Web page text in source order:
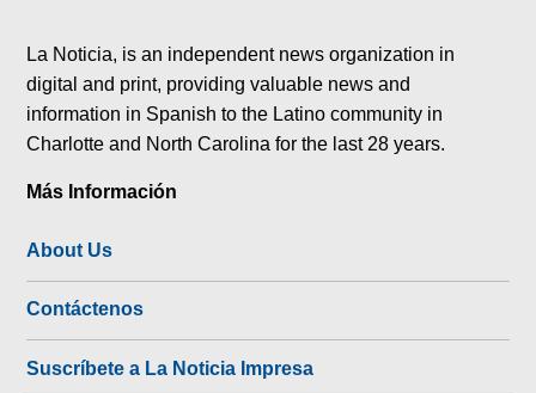
La Noticia, is an independent news organization in
digital and print, providing valuable news and
information in Spanish to the Latino community in
Charlotte and North Carolina for the last 28 years.
Más Información
About Us
Contáctenos
Suscríbete a La Noticia Impresa